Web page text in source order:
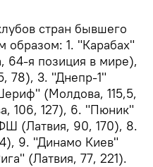
стран бывшего
1. "Карабах"
64-я позиция в мире),
78), 3. "Днепр-1"
(Молдова, 115,5,
106, 127), 6. "Пюник"
(Латвия, 90, 170), 8.
9. "Динамо Киев"
(Латвия, 77, 221).